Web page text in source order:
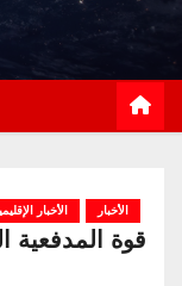
الأخبار الأخبار
قوة المدفعية